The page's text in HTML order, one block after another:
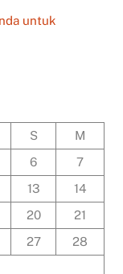
untuk
S
M
6
7
13
14
20
21
27
28